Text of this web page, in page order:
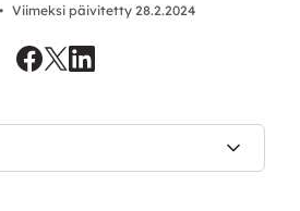
• Viimeksi päivitetty 28.2.2024